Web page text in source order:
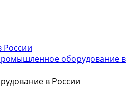
России
оборудование в
в России